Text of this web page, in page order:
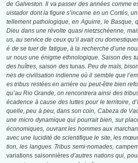
de Galveston. Il va passer des années comme
uistador dont la figure s’incarne en un Cortés,
tellement pathologique, en Aguirre, le Basque,
Dieu dans une révolte quasi nietzschéenne,
us, au service de ceux qu’il avait cru
é de se tuer de fatigue, à la recherche d’une
ur nous une énigme ethnologique. Saison des
des huîtres, saison des tunas. Peu de maïs,
nes de civilisation indienne où il semble que
es tribus restées en arrière ou peut-être bien
qu’au Rio Grande, on rencontrera ainsi des
écadence à cause des luttes pour le territoire,
quelle, peu à peu, dans son coin, Cabeza de
une micro dynamique qui pourrait bien, sur
économiques, ouvrant les hommes aux
avec une lucidité de scientifique le site, les
tion, les langues. Tribus semi-nomades,
variations saisonnièresd’autres nations qui,